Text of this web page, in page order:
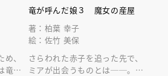
、
竜の
竜が呼んだ娘３ 魔女の産屋
著：柏葉 幸子
絵：佐竹 美保
さらわれた赤子を追った先で、
ミアが出会うものとは──。人